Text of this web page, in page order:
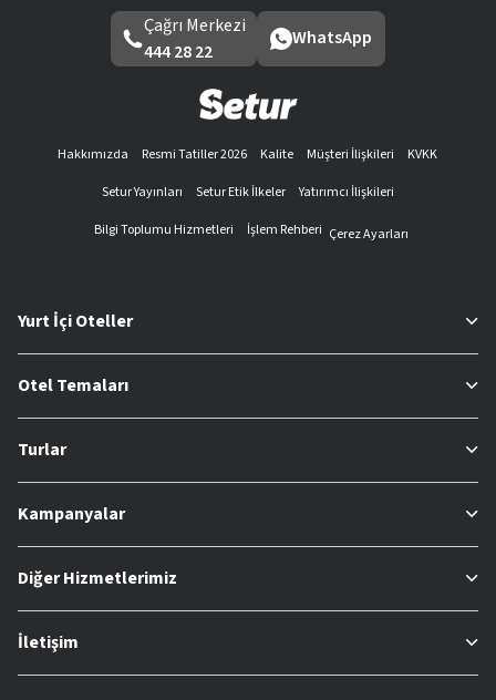
Çağrı Merkezi
444 28 22
WhatsApp
Hakkımızda Resmi Tatiller 2026 Kalite Müşteri İlişkileri
KVKK
Setur Yayınları
Setur Etik İlkeler
Yatırımcı İlişkileri
Bilgi Toplumu Hizmetleri
İşlem Rehberi Çerez Ayarları
Yurt İçi Oteller
Otel Temaları
Turlar
Kampanyalar
Diğer Hizmetlerimiz
İletişim